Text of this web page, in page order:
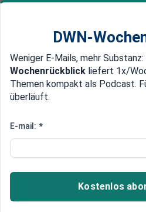
Newsticker MEIN DWN:
Edelmetalle DWN-
JP Morgan nimmt
Die US-Großbank JP
deutschen Mittelstand ins
ist bereits hart umkämpft.
DWN-
Weniger E-Mails, mehr Substanz:
Wochenrückblick liefert 1x/
Themen kompakt als Podcast.
überläuft.
E-mail: *
Kostenlos